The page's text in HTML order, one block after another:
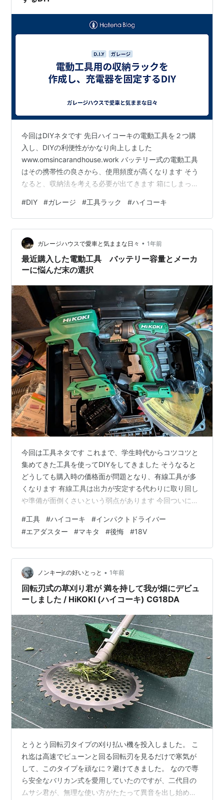
今回はDIYネタです 先日ハイコーキの電動工具を２つ購
入し、DIYの利便性がかなり向上しました
www.omsincarandhouse.work バッテリー式の電動工具
はその携帯性の良さから、使用頻度が高くなります そう
なると、収納法を考える必要が出てきます 箱にしまった
うので、極力アクセスしやすい場所に、すぐ使える形で
置いておくことが必要です
#DIY #ガレージ #工具ラック #ハイコーキ
ガレージハウスで愛車と気ままな日々 • 1年前
最近購入した電動工具 バッテリー容量とメーカ
ーに悩んだ末の選択
今回は工具ネタです これまで、学生時代からコツコツと
集めてきた工具を使ってDIYをしてきました そうなると
どうしても購入時の価格面が問題となり、有線工具が多
くなります 有線工具は出力が安定する代わりに取り回し
や準備が面倒くさいという弱点があります 今回ついに充
をまとめてみます
#工具 #ハイコーキ #インパクトドライバー
#エアダスター #マキタ #後悔 #18V
ノンキーjr.の好いとっと • 1年前
回転刃式の草刈り君が 満を持して我が畑にデビュ
ーしました / HiKOKI (ハイコーキ) CG18DA
とうとう回転刃タイプの刈り払い機を投入しました。 こ
れ迄は高速でビューンと回る回転刃を見るだけで寒気が
して、このタイプを頑なに？避けてきました。 なので専
ら安全なバリカン式を愛用していたのですが、二代目の
ムサシ君が、無理な使い方がたたって異音を出し始めた